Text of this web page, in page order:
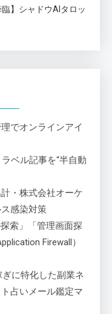
】シャドウAIタロッ
でオンラインアイ
ベル記事を“半自動
・株式会社オーケ
感染対策
索」「管理画面探
Firewall）
に特化した副業ネ
占いメール鑑定マ